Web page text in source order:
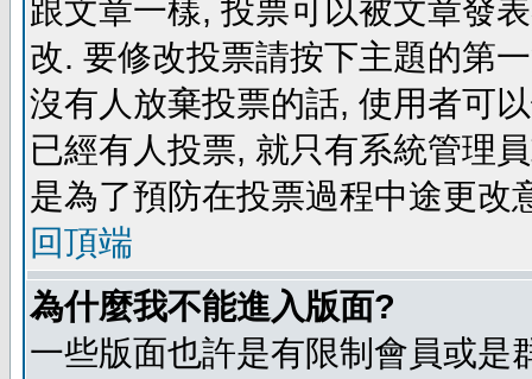
跟文章一樣, 投票可以被文章發
改. 要修改投票請按下主題的第
沒有人放棄投票的話, 使用者可
已經有人投票, 就只有系統管理
是為了預防在投票過程中途更改
回頂端
為什麼我不能進入版面?
一些版面也許是有限制會員或是